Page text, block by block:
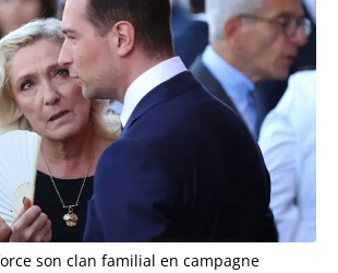
son clan familial en campagne